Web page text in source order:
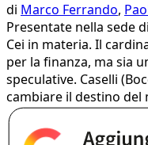
di Marco Ferrando,
Presentate nella sede
Cei in materia. Il
per la finanza, ma sia
speculative. Caselli
cambiare il destino del